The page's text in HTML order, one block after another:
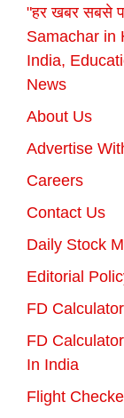
"हर खबर सबसे
Samachar in
India,
News
About Us
Advertise
Careers
Contact Us
Daily Stock
Editorial
FD Calculator
FD
In India
Flight